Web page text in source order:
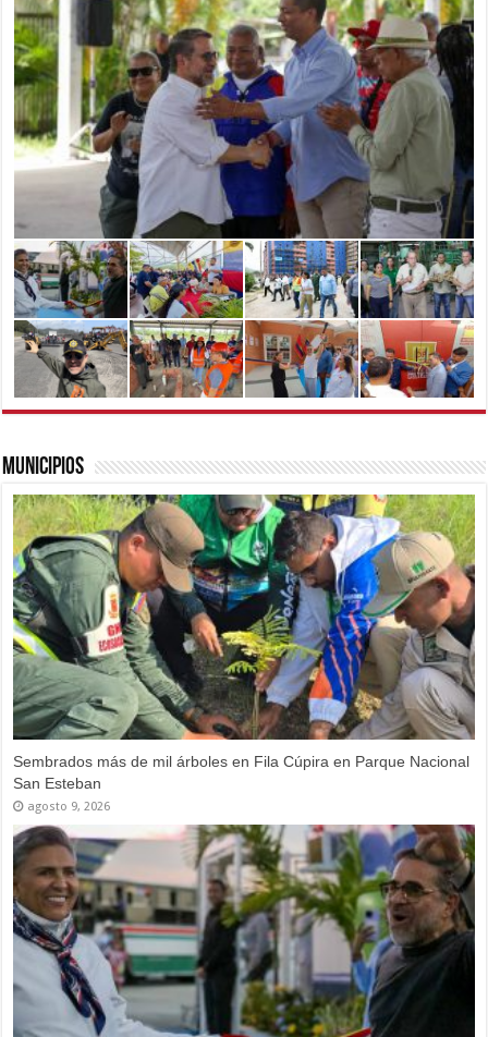
Municipios
Sembrados más de mil árboles en Fila Cúpira en Parque Nacional
San Esteban
agosto 9, 2026